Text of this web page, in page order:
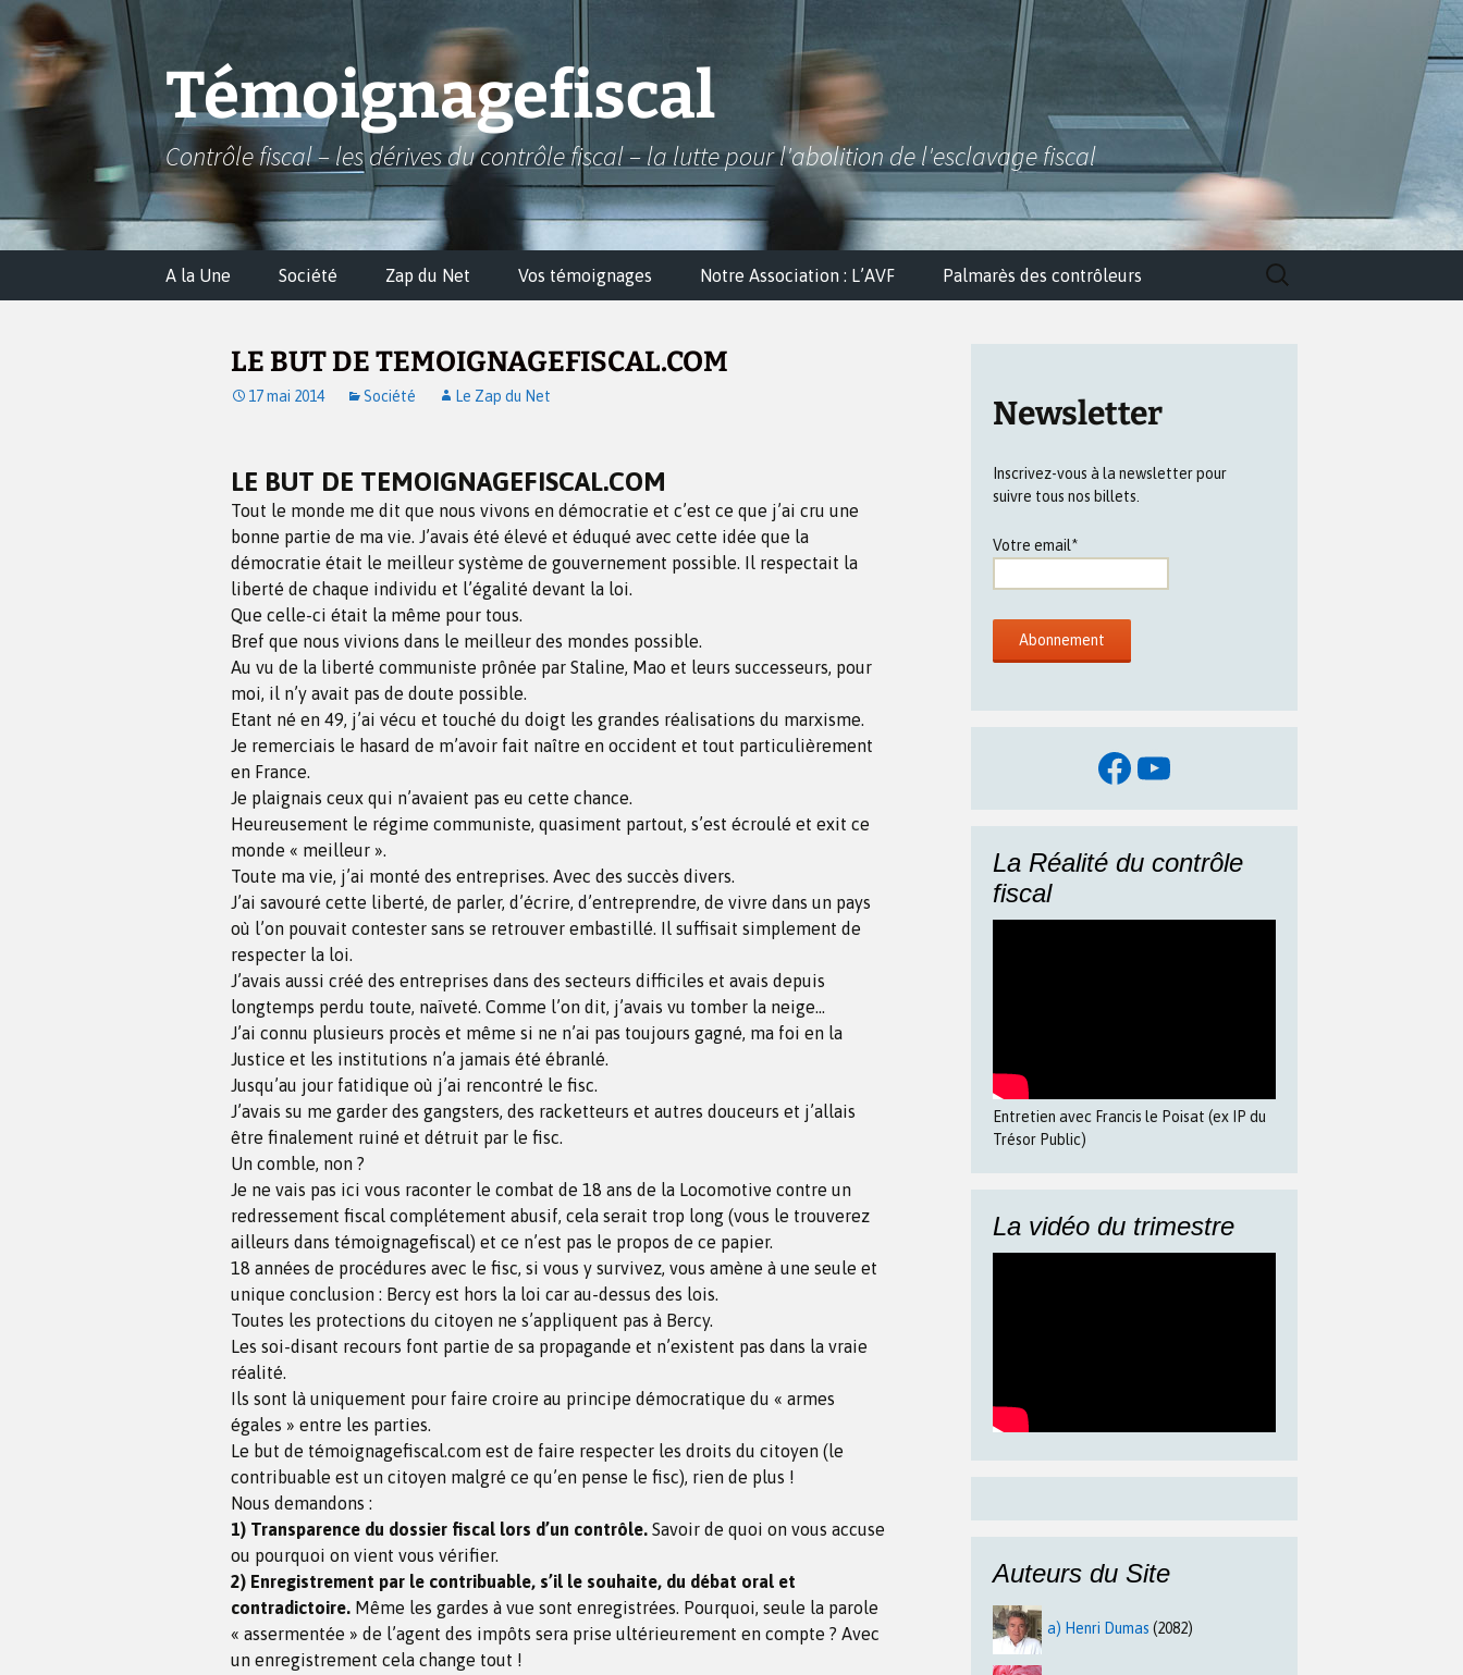
Aller
au
contenu
Témoignagefiscal
Contrôle fiscal – les dérives du contrôle fiscal – la lutte pour l'abolition de l'esclavage fiscal
A la Une Société Zap du Net Vos témoignages Notre Association : L’AVF Palmarès des contrôleurs
Rechercher :
LE BUT DE TEMOIGNAGEFISCAL.COM
17 mai 2014 Société Le Zap du Net
LE BUT DE TEMOIGNAGEFISCAL.COM
Tout le monde me dit que nous vivons en démocratie et c’est ce que j’ai cru une
bonne partie de ma vie. J’avais été élevé et éduqué avec cette idée que la
démocratie était le meilleur système de gouvernement possible. Il respectait la
liberté de chaque individu et l’égalité devant la loi.
Que celle-ci était la même pour tous.
Bref que nous vivions dans le meilleur des mondes possible.
Au vu de la liberté communiste prônée par Staline, Mao et leurs successeurs, pour
moi, il n’y avait pas de doute possible.
Etant né en 49, j’ai vécu et touché du doigt les grandes réalisations du marxisme.
Je remerciais le hasard de m’avoir fait naître en occident et tout particulièrement
en France.
Je plaignais ceux qui n’avaient pas eu cette chance.
Heureusement le régime communiste, quasiment partout, s’est écroulé et exit ce
monde « meilleur ».
Toute ma vie, j’ai monté des entreprises. Avec des succès divers.
J’ai savouré cette liberté, de parler, d’écrire, d’entreprendre, de vivre dans un pays
où l’on pouvait contester sans se retrouver embastillé. Il suffisait simplement de
respecter la loi.
J’avais aussi créé des entreprises dans des secteurs difficiles et avais depuis
longtemps perdu toute, naïveté. Comme l’on dit, j’avais vu tomber la neige…
J’ai connu plusieurs procès et même si ne n’ai pas toujours gagné, ma foi en la
Justice et les institutions n’a jamais été ébranlé.
Jusqu’au jour fatidique où j’ai rencontré le fisc.
J’avais su me garder des gangsters, des racketteurs et autres douceurs et j’allais
être finalement ruiné et détruit par le fisc.
Un comble, non ?
Je ne vais pas ici vous raconter le combat de 18 ans de la Locomotive contre un
redressement fiscal complétement abusif, cela serait trop long (vous le trouverez
ailleurs dans témoignagefiscal) et ce n’est pas le propos de ce papier.
18 années de procédures avec le fisc, si vous y survivez, vous amène à une seule et
unique conclusion : Bercy est hors la loi car au-dessus des lois.
Toutes les protections du citoyen ne s’appliquent pas à Bercy.
Les soi-disant recours font partie de sa propagande et n’existent pas dans la vraie
réalité.
Ils sont là uniquement pour faire croire au principe démocratique du « armes
égales » entre les parties.
Le but de témoignagefiscal.com est de faire respecter les droits du citoyen (le
contribuable est un citoyen malgré ce qu’en pense le fisc), rien de plus !
Nous demandons :
1) Transparence du dossier fiscal lors d’un contrôle. Savoir de quoi on vous accuse
ou pourquoi on vient vous vérifier.
2) Enregistrement par le contribuable, s’il le souhaite, du débat oral et
contradictoire. Même les gardes à vue sont enregistrées. Pourquoi, seule la parole
« assermentée » de l’agent des impôts sera prise ultérieurement en compte ? Avec
un enregistrement cela change tout !
Newsletter
Inscrivez-vous à la newsletter pour
suivre tous nos billets.
Votre email*
Facebook
YouTube
La Réalité du contrôle
fiscal
Entretien avec Francis le Poisat (ex IP du
Trésor Public)
La vidéo du trimestre
Auteurs du Site
a) Henri Dumas (2082)